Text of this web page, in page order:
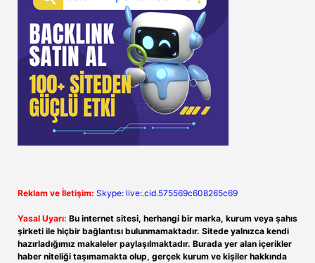
Reklam ve İletişim: Skype: live:.cid.575569c608265c69
Yasal Uyarı: Bu internet sitesi, herhangi bir marka, kurum veya şahıs
şirketi ile hiçbir bağlantısı bulunmamaktadır. Sitede yalnızca kendi
hazırladığımız makaleler paylaşılmaktadır. Burada yer alan içerikler
haber niteliği taşımamakta olup, gerçek kurum ve kişiler hakkında